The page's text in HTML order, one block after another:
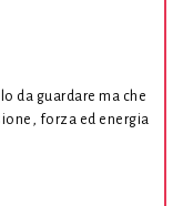
da guardare ma che
forza ed energia